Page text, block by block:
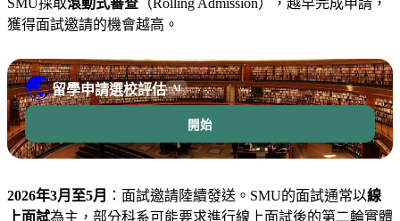
獲得面試邀請的機會越高。
🌏留學申請選校評估 AI
開始
2026年3月至5月 ：面試邀請陸續發送。SMU的面試通常以線
上面試為主，部分科系可能要求進行線上面試後的第二輪實體